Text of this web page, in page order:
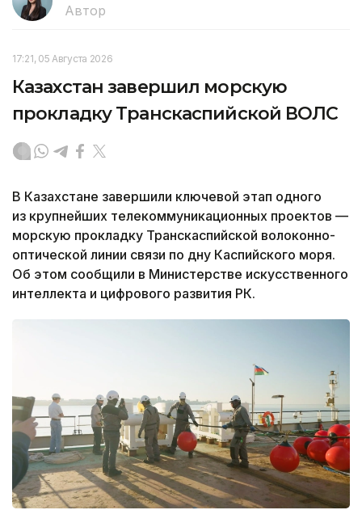
Автор
17:21, 05 Августа 2026
Казахстан завершил морскую
прокладку Транскаспийской ВОЛС
В Казахстане завершили ключевой этап одного
из крупнейших телекоммуникационных проектов —
морскую прокладку Транскаспийской волоконно-
оптической линии связи по дну Каспийского моря.
Об этом сообщили в Министерстве искусственного
интеллекта и цифрового развития РК.